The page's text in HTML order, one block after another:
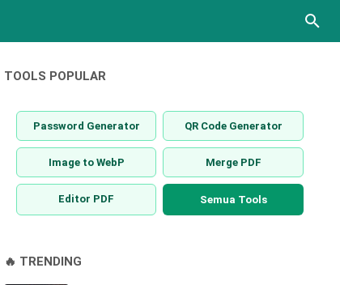
TOOLS POPULAR
Password Generator QR Code Generator
Image to WebP Merge PDF
Editor PDF Semua Tools
🔥 TRENDING